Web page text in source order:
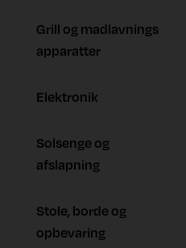
Grill og madlavnings
apparatter
Elektronik
Solsenge og
afslapning
Stole, borde og
opbevaring